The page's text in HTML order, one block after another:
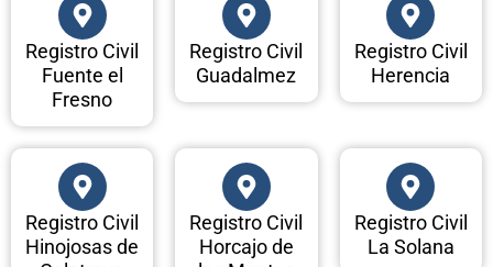
Registro Civil
Fuente el
Fresno
Registro Civil
Guadalmez
Registro Civil
Herencia
Registro Civil
Hinojosas de
Registro Civil
Horcajo de
Registro Civil
La Solana